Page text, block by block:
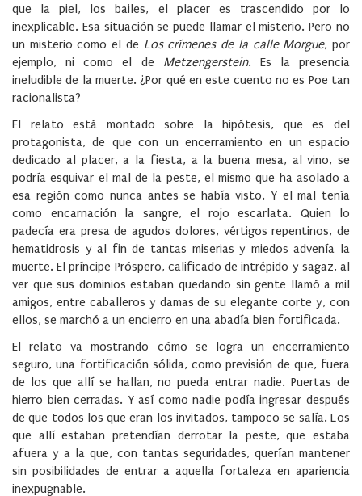
que la piel, los bailes, el placer es trascendido por lo
inexplicable. Esa situación se puede llamar el misterio. Pero no
un misterio como el de Los crímenes de la calle Morgue, por
ejemplo, ni como el de Metzengerstein. Es la presencia
ineludible de la muerte. ¿Por qué en este cuento no es Poe tan
racionalista?
El relato está montado sobre la hipótesis, que es del
protagonista, de que con un encerramiento en un espacio
dedicado al placer, a la fiesta, a la buena mesa, al vino, se
podría esquivar el mal de la peste, el mismo que ha asolado a
esa región como nunca antes se había visto. Y el mal tenía
como encarnación la sangre, el rojo escarlata. Quien lo
padecía era presa de agudos dolores, vértigos repentinos, de
hematidrosis y al fin de tantas miserias y miedos advenía la
muerte. El príncipe Próspero, calificado de intrépido y sagaz, al
ver que sus dominios estaban quedando sin gente llamó a mil
amigos, entre caballeros y damas de su elegante corte y, con
ellos, se marchó a un encierro en una abadía bien fortificada.
El relato va mostrando cómo se logra un encerramiento
seguro, una fortificación sólida, como previsión de que, fuera
de los que allí se hallan, no pueda entrar nadie. Puertas de
hierro bien cerradas. Y así como nadie podía ingresar después
de que todos los que eran los invitados, tampoco se salía. Los
que allí estaban pretendían derrotar la peste, que estaba
afuera y a la que, con tantas seguridades, querían mantener
sin posibilidades de entrar a aquella fortaleza en apariencia
inexpugnable.